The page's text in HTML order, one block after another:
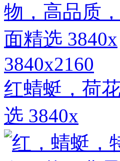
3840x2160
红蜻蜓，荷
选 3840x